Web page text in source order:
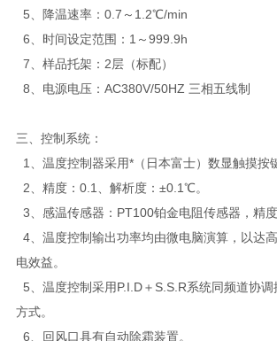
5、降温速率：0.7～1.2℃/min
6、时间设定范围：1～999.9h
7、样品托架：2层（标配）
8、电源电压：AC380V/50HZ 三相五线制
三、控制系统：
1、温度控制器采用*（日本富士）数显触摸按
2、精度：0.1、解析度：±0.1℃。
3、感温传感器：PT100铂金电阻传感器，精度
4、温度控制输出功率均由微电脑演算，以达
电效益。
5、温度控制采用P.I.D＋S.S.R系统同频道协
方式。
6、回风口具有自动除霜装置。